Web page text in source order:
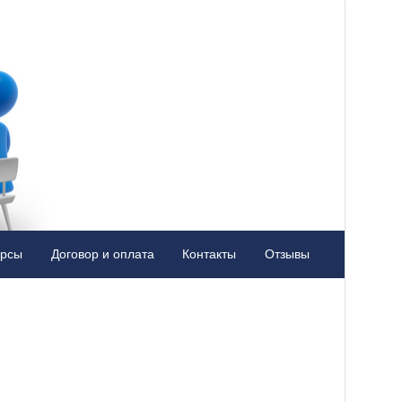
Договор и оплата Контакты Отзывы